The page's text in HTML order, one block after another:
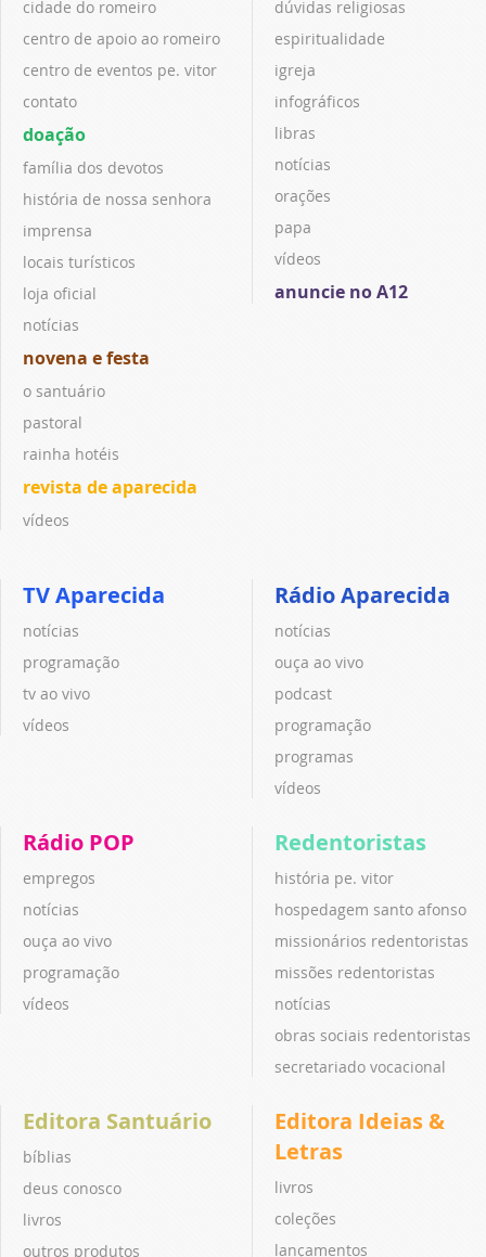
cidade do romeiro
centro de apoio ao romeiro
centro de eventos pe. vitor
contato
doação
família dos devotos
história de nossa senhora
imprensa
locais turísticos
loja oficial
notícias
novena e festa
o santuário
pastoral
rainha hotéis
revista de aparecida
vídeos
dúvidas religiosas
espiritualidade
igreja
infográficos
libras
notícias
orações
papa
vídeos
anuncie no A12
TV Aparecida
notícias
programação
tv ao vivo
vídeos
Rádio Aparecida
notícias
ouça ao vivo
podcast
programação
programas
vídeos
Rádio POP
empregos
notícias
ouça ao vivo
programação
vídeos
Redentoristas
história pe. vitor
hospedagem santo afonso
missionários redentoristas
missões redentoristas
notícias
obras sociais redentoristas
secretariado vocacional
Editora Santuário
bíblias
deus conosco
livros
outros produtos
Editora Ideias &
Letras
livros
coleções
lançamentos